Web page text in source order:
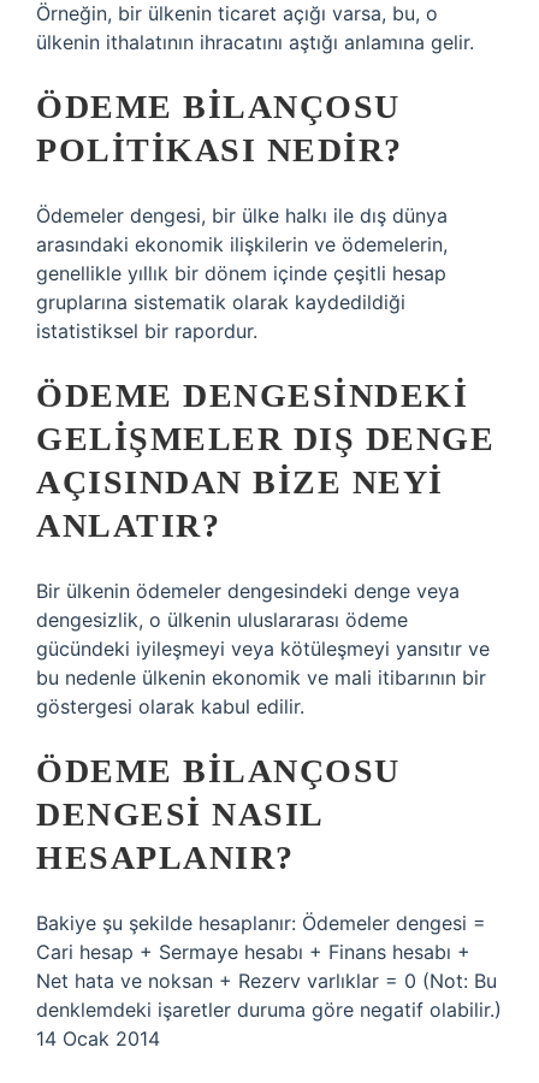
Örneğin, bir ülkenin ticaret açığı varsa, bu, o
ülkenin ithalatının ihracatını aştığı anlamına gelir.
ÖDEME BILANÇOSU
POLITIKASI NEDIR?
Ödemeler dengesi, bir ülke halkı ile dış dünya
arasındaki ekonomik ilişkilerin ve ödemelerin,
genellikle yıllık bir dönem içinde çeşitli hesap
gruplarına sistematik olarak kaydedildiği
istatistiksel bir rapordur.
ÖDEME DENGESINDEKI
GELIŞMELER DIŞ DENGE
AÇISINDAN BIZE NEYI
ANLATIR?
Bir ülkenin ödemeler dengesindeki denge veya
dengesizlik, o ülkenin uluslararası ödeme
gücündeki iyileşmeyi veya kötüleşmeyi yansıtır ve
bu nedenle ülkenin ekonomik ve mali itibarının bir
göstergesi olarak kabul edilir.
ÖDEME BILANÇOSU
DENGESI NASIL
HESAPLANIR?
Bakiye şu şekilde hesaplanır: Ödemeler dengesi =
Cari hesap + Sermaye hesabı + Finans hesabı +
Net hata ve noksan + Rezerv varlıklar = 0 (Not: Bu
denklemdeki işaretler duruma göre negatif olabilir.)
14 Ocak 2014